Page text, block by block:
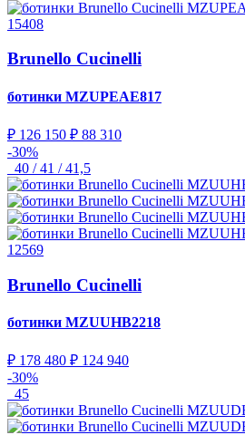
15408
Brunello Cucinelli
ботинки MZUPEAE817
₽ 126 150 ₽ 88 310
-30%
40 / 41 / 41,5
12569
Brunello Cucinelli
ботинки MZUUHB2218
₽ 178 480 ₽ 124 940
-30%
45